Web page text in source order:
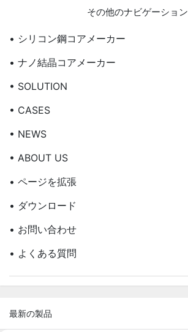
その他のナビゲーション
• シリコン鋼コアメーカー
• ナノ結晶コアメーカー
• SOLUTION
• CASES
• NEWS
• ABOUT US
• ページを拡張
• ダウンロード
• お問い合わせ
• よくある質問
最新の製品